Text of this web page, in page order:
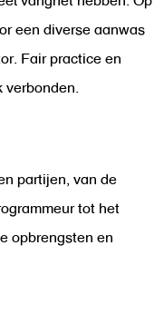
een diverse aanwas
Fair practice en
verbonden.
partijen, van de
tot het
opbrengsten en